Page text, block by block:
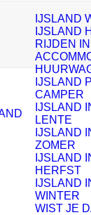
IJSLAND
IJSLAND
RIJDEN
IJSLAND
CAMPER
IJSLAND
LENTE
IJSLAND
ZOMER
IJSLAND
HERFST
IJSLAND
WINTER
WIST JE